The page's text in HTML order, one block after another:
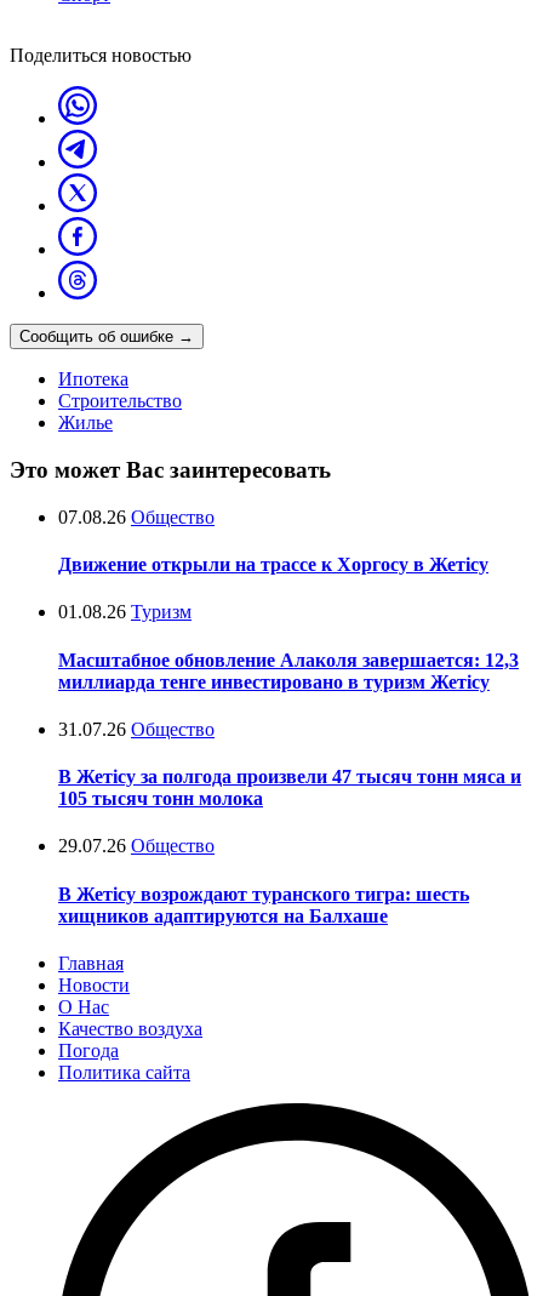
Поделиться новостью
Сообщить об ошибке →
Ипотека
Строительство
Жилье
Это может Вас заинтересовать
07.08.26 Общество
Движение открыли на трассе к Хоргосу в Жетісу
01.08.26 Туризм
Масштабное обновление Алаколя завершается: 12,3
миллиарда тенге инвестировано в туризм Жетісу
31.07.26 Общество
В Жетісу за полгода произвели 47 тысяч тонн мяса и
105 тысяч тонн молока
29.07.26 Общество
В Жетісу возрождают туранского тигра: шесть
хищников адаптируются на Балхаше
Главная
Новости
О Нас
Качество воздуха
Погода
Политика сайта